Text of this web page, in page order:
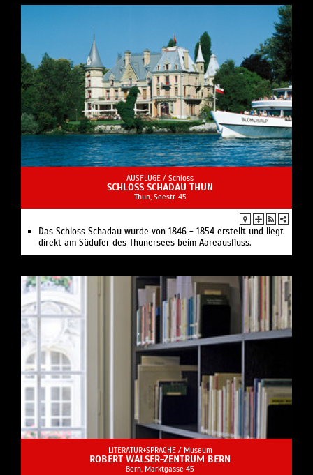
AUSFLÜGE / Schloss
SCHLOSS SCHADAU THUN
Thun, Seestr. 45
Das Schloss Schadau wurde von 1846 - 1854 erstellt und liegt
direkt am Südufer des Thunersees beim Aareausfluss.
LITERATUR+SPRACHE / Museum
ROBERT WALSER-ZENTRUM BERN
Bern, Marktgasse 45